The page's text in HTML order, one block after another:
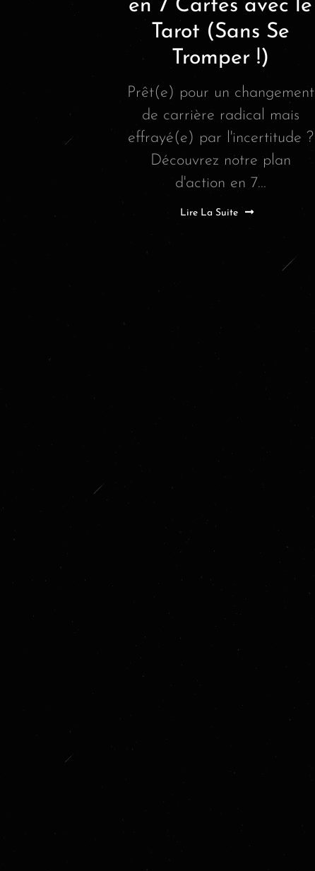
en 7 Cartes avec le
Tarot (Sans Se
Tromper !)
Prêt(e) pour un changement
de carrière radical mais
effrayé(e) par l'incertitude ?
Découvrez notre plan
d'action en 7...
Lire La Suite